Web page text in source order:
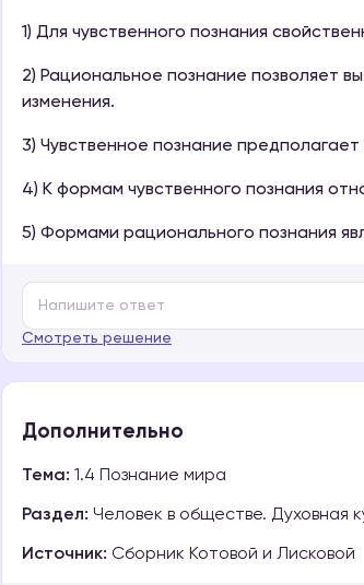
1) Для чувственного познания
2) Рациональное познание позволяет
изменения.
3) Чувственное познание
4) К формам чувственного познания
5) Формами рационального познания
Смотреть решение
Дополнительно
Тема: 1.4 Познание мира
Раздел: Человек в обществе. Духовная
Источник: Сборник Котовой и Лисковой